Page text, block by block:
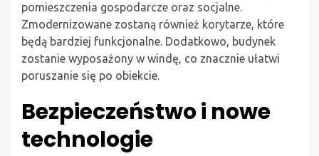
pomieszczenia gospodarcze oraz socjalne.
Zmodernizowane zostaną również korytarze, które
będą bardziej funkcjonalne. Dodatkowo, budynek
zostanie wyposażony w windę, co znacznie ułatwi
poruszanie się po obiekcie.
Bezpieczeństwo i nowe
technologie